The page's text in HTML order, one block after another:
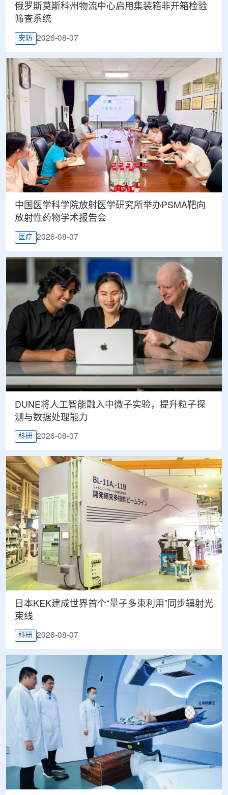
俄罗斯莫斯科州物流中心启用集装箱非开箱检验
筛查系统
安防 2026-08-07
中国医学科学院放射医学研究所举办PSMA靶向
放射性药物学术报告会
医疗 2026-08-07
DUNE将人工智能融入中微子实验，提升粒子探
测与数据处理能力
科研 2026-08-07
日本KEK建成世界首个“量子多束利用”同步辐射光
束线
科研 2026-08-07